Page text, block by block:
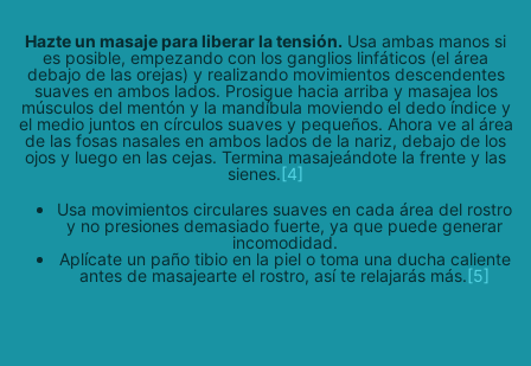
Hazte un masaje para liberar la tensión. Usa ambas manos si
es posible, empezando con los ganglios linfáticos (el área
debajo de las orejas) y realizando movimientos descendentes
suaves en ambos lados. Prosigue hacia arriba y masajea los
músculos del mentón y la mandíbula moviendo el dedo índice y
el medio juntos en círculos suaves y pequeños. Ahora ve al área
de las fosas nasales en ambos lados de la nariz, debajo de los
ojos y luego en las cejas. Termina masajeándote la frente y las
sienes.[4]
Usa movimientos circulares suaves en cada área del rostro
y no presiones demasiado fuerte, ya que puede generar
incomodidad.
Aplícate un paño tibio en la piel o toma una ducha caliente
antes de masajearte el rostro, así te relajarás más.[5]